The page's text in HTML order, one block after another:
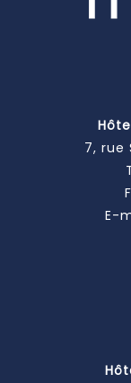
7, rue
E-